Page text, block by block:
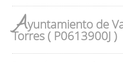
Ayuntamiento de
Torres ( P0613900J )